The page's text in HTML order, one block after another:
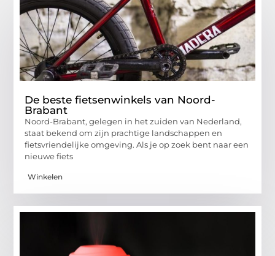
De beste fietsenwinkels van Noord-
Brabant
Noord-Brabant, gelegen in het zuiden van Nederland,
staat bekend om zijn prachtige landschappen en
fietsvriendelijke omgeving. Als je op zoek bent naar een
nieuwe fiets
Winkelen